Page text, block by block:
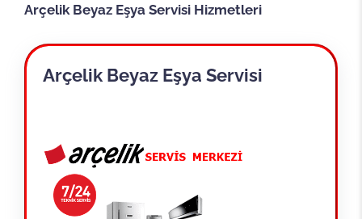
Arçelik Beyaz Eşya Servisi Hizmetleri
Arçelik Beyaz Eşya Servisi